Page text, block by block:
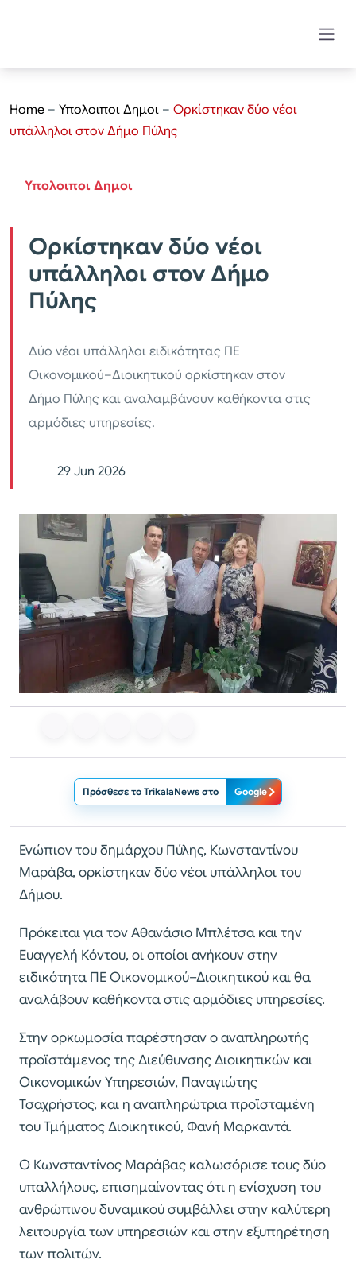
Home – Υπολοιποι Δημοι – Ορκίστηκαν δύο νέοι
υπάλληλοι στον Δήμο Πύλης
Υπολοιποι Δημοι
Ορκίστηκαν δύο νέοι
υπάλληλοι στον Δήμο
Πύλης
Δύο νέοι υπάλληλοι ειδικότητας ΠΕ
Οικονομικού–Διοικητικού ορκίστηκαν στον
Δήμο Πύλης και αναλαμβάνουν καθήκοντα στις
αρμόδιες υπηρεσίες.
29 Jun 2026
Πρόσθεσε το TrikalaNews στο Google
Ενώπιον του δημάρχου Πύλης, Κωνσταντίνου
Μαράβα, ορκίστηκαν δύο νέοι υπάλληλοι του
Δήμου.
Πρόκειται για τον Αθανάσιο Μπλέτσα και την
Ευαγγελή Κόντου, οι οποίοι ανήκουν στην
ειδικότητα ΠΕ Οικονομικού–Διοικητικού και θα
αναλάβουν καθήκοντα στις αρμόδιες υπηρεσίες.
Στην ορκωμοσία παρέστησαν ο αναπληρωτής
προϊστάμενος της Διεύθυνσης Διοικητικών και
Οικονομικών Υπηρεσιών, Παναγιώτης
Τσαχρήστος, και η αναπληρώτρια προϊσταμένη
του Τμήματος Διοικητικού, Φανή Μαρκαντά.
Ο Κωνσταντίνος Μαράβας καλωσόρισε τους δύο
υπαλλήλους, επισημαίνοντας ότι η ενίσχυση του
ανθρώπινου δυναμικού συμβάλλει στην καλύτερη
λειτουργία των υπηρεσιών και στην εξυπηρέτηση
των πολιτών.